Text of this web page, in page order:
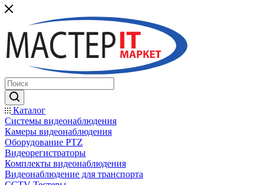
Каталог
Системы видеонаблюдения
Камеры видеонаблюдения
Оборудование PTZ
Видеорегистраторы
Комплекты видеонаблюдения
Видеонаблюдение для транспорта